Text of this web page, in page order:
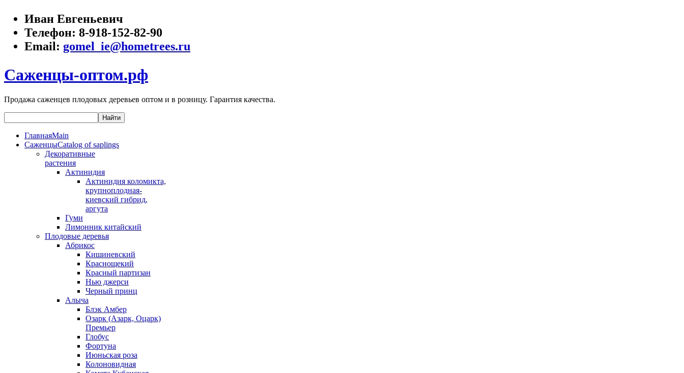
Иван Евгеньевич
Телефон: 8-918-152-82-90
Email: gomel_ie@hometrees.ru
Саженцы-оптом.рф
Продажа саженцев плодовых деревьев оптом и в розницу. Гарантия качества.
ГлавнаяMain
СаженцыCatalog of saplings
Декоративные
растения
Актинидия
Актинидия коломикта,
крупноплодная-
киевский гибрид,
аргута
Гуми
Лимонник китайский
Плодовые деревья
Абрикос
Кишиневский
Краснощекий
Красный партизан
Нью джерси
Черный принц
Алыча
Блэк Амбер
Озарк (Азарк, Оцарк)
Премьер
Глобус
Фортуна
Июньская роза
Колоновидная